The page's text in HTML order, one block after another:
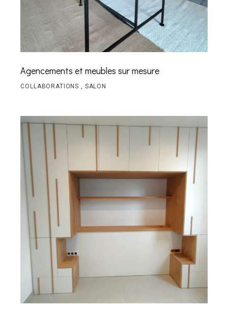
Agencements et meubles sur mesure
COLLABORATIONS SALON